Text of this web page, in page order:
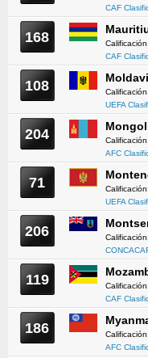
CAF
168 Calificación:
CAF
108 Calificación:
UEFA
204 Calificación:
AFC
71 Calificación:
UEFA
206 Calificación:
119 Calificación:
CAF
186 Calificación:
AFC